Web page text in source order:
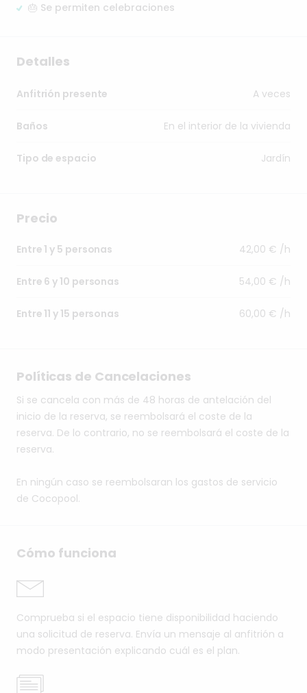
🎂 Se permiten celebraciones
Detalles
Anfitrión presente A veces
Baños En el interior de la vivienda
Tipo de espacio Jardín
Precio
Entre 1 y 5 personas 42,00 € /h
Entre 6 y 10 personas 54,00 € /h
Entre 11 y 15 personas 60,00 € /h
Políticas de Cancelaciones
Si se cancela con más de 48 horas de antelación del
inicio de la reserva, se reembolsará el coste de la
reserva. De lo contrario, no se reembolsará el coste de la
reserva.
En ningún caso se reembolsaran los gastos de servicio
de Cocopool.
Cómo funciona
Comprueba si el espacio tiene disponibilidad haciendo
una solicitud de reserva. Envía un mensaje al anfitrión a
modo presentación explicando cuál es el plan.